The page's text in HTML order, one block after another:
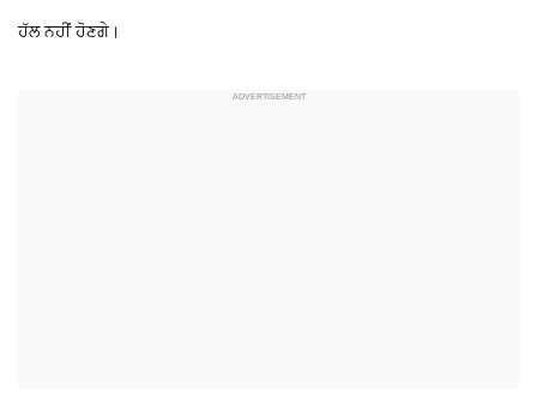
ਹੱਲ ਨਹੀਂ ਹੋਣਗੇ।